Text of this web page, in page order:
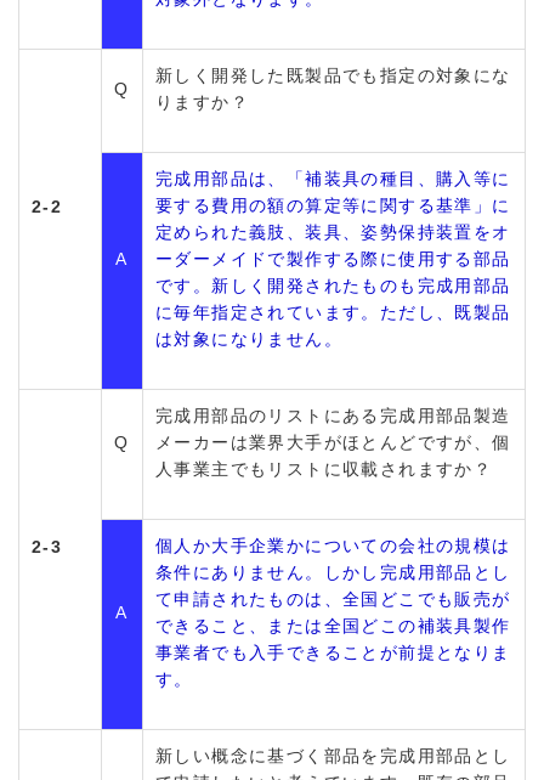
2-2
Q
新しく開発した既製品でも指定の対象にな
りますか？
A
完成用部品は、「補装具の種目、購入等に
要する費用の額の算定等に関する基準」に
定められた義肢、装具、姿勢保持装置をオ
ーダーメイドで製作する際に使用する部品
です。新しく開発されたものも完成用部品
に毎年指定されています。ただし、既製品
は対象になりません。
2-3
Q
完成用部品のリストにある完成用部品製造
メーカーは業界大手がほとんどですが、個
人事業主でもリストに収載されますか？
A
個人か大手企業かについての会社の規模は
条件にありません。しかし完成用部品とし
て申請されたものは、全国どこでも販売が
できること、または全国どこの補装具製作
事業者でも入手できることが前提となりま
す。
新しい概念に基づく部品を完成用部品とし